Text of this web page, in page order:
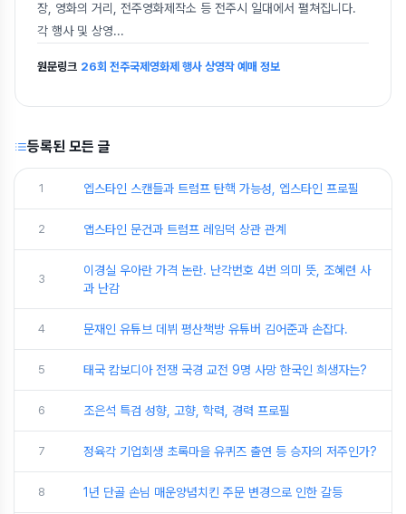
장, 영화의 거리, 전주영화제작소 등 전주시 일대에서 펼쳐집니다.
각 행사 및 상영...
원문링크 26회 전주국제영화제 행사 상영작 예매 정보
등록된 모든 글
1 엡스타인 스캔들과 트럼프 탄핵 가능성, 엡스타인 프로필
2 앱스타인 문건과 트럼프 레임덕 상관 관계
3
이경실 우아란 가격 논란. 난각번호 4번 의미 뜻, 조혜련 사
과 난감
4 문재인 유튜브 데뷔 평산책방 유튜버 김어준과 손잡다.
5 태국 캄보디아 전쟁 국경 교전 9명 사망 한국인 희생자는?
6 조은석 특검 성향, 고향, 학력, 경력 프로필
7 정육각 기업회생 초록마을 유퀴즈 출연 등 승자의 저주인가?
8 1년 단골 손님 매운양념치킨 주문 변경으로 인한 갈등